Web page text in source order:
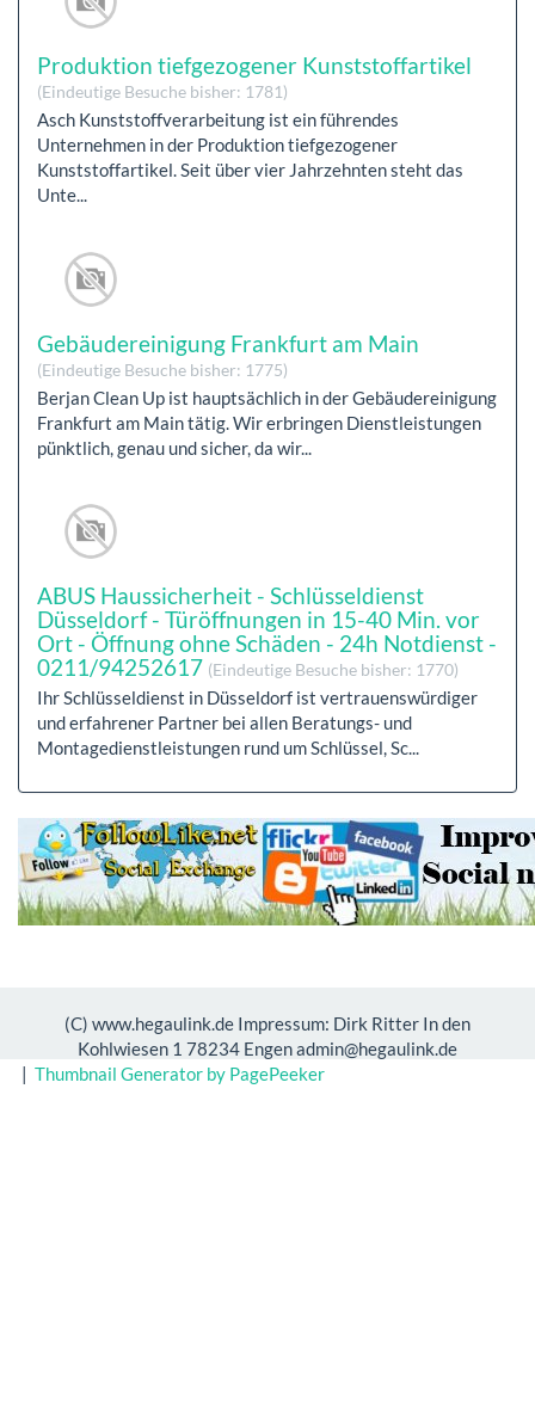
Produktion tiefgezogener Kunststoffartikel
(Eindeutige Besuche bisher: 1781)
Asch Kunststoffverarbeitung ist ein führendes
Unternehmen in der Produktion tiefgezogener
Kunststoffartikel. Seit über vier Jahrzehnten steht das
Unte...
Gebäudereinigung Frankfurt am Main
(Eindeutige Besuche bisher: 1775)
Berjan Clean Up ist hauptsächlich in der Gebäudereinigung
Frankfurt am Main tätig. Wir erbringen Dienstleistungen
pünktlich, genau und sicher, da wir...
ABUS Haussicherheit - Schlüsseldienst
Düsseldorf - Türöffnungen in 15-40 Min. vor
Ort - Öffnung ohne Schäden - 24h Notdienst -
0211/94252617 (Eindeutige Besuche bisher: 1770)
Ihr Schlüsseldienst in Düsseldorf ist vertrauenswürdiger
und erfahrener Partner bei allen Beratungs- und
Montagedienstleistungen rund um Schlüssel, Sc...
(C) www.hegaulink.de Impressum: Dirk Ritter In den
Kohlwiesen 1 78234 Engen admin@hegaulink.de
| Thumbnail Generator by PagePeeker